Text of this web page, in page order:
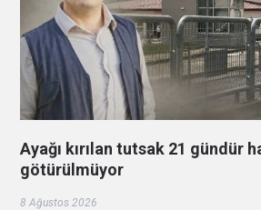
Ayağı kırılan tutsak 21 gündür
götürülmüyor
8 Ağustos 2026